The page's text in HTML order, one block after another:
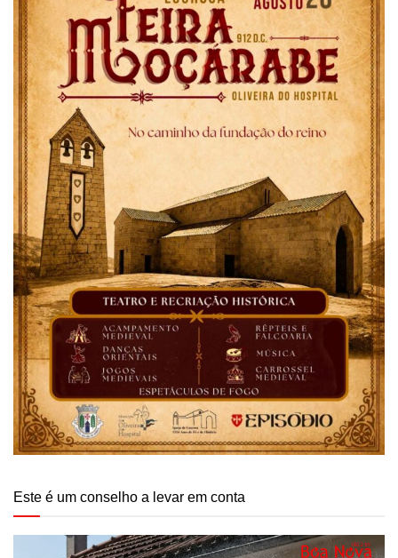
Este é um conselho a levar em conta